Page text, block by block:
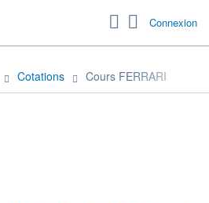
Connexion
Cotations Cours FERRARI